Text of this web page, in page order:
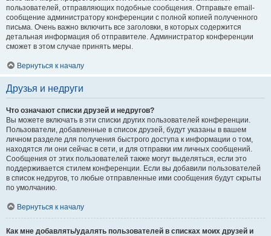
пользователей, отправляющих подобные сообщения. Отправьте email-
сообщение администратору конференции с полной копией полученного
письма. Очень важно включить все заголовки, в которых содержится
детальная информация об отправителе. Администратор конференции
сможет в этом случае принять меры.
Вернуться к началу
Друзья и недруги
Что означают списки друзей и недругов?
Вы можете включать в эти списки других пользователей конференции.
Пользователи, добавленные в список друзей, будут указаны в вашем
личном разделе для получения быстрого доступа к информации о том,
находятся ли они сейчас в сети, и для отправки им личных сообщений.
Сообщения от этих пользователей также могут выделяться, если это
поддерживается стилем конференции. Если вы добавили пользователей
в список недругов, то любые отправленные ими сообщения будут скрыты
по умолчанию.
Вернуться к началу
Как мне добавлять/удалять пользователей в списках моих друзей и